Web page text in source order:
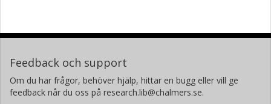
Feedback och support
Om du har frågor, behöver hjälp, hittar en bugg eller vill ge
feedback når du oss på research.lib@chalmers.se.